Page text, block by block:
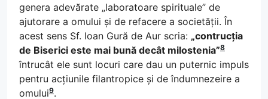
genera adevărate „laboratoare spirituale” de
ajutorare a omului și de refacere a societății. În
acest sens Sf. Ioan Gură de Aur scria: „contrucția
de Biserici este mai bună decât milostenia”8
întrucât ele sunt locuri care dau un puternic impuls
pentru acțiunile filantropice și de îndumnezeire a
omului9.